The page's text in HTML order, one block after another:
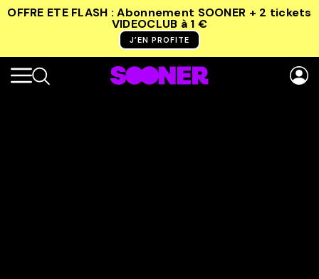
OFFRE ETE FLASH : Abonnement SOONER + 2 tickets
VIDEOCLUB à 1 €
J’EN PROFITE